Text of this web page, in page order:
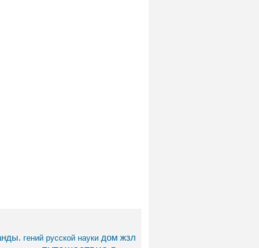
гений русской науки дом жзл